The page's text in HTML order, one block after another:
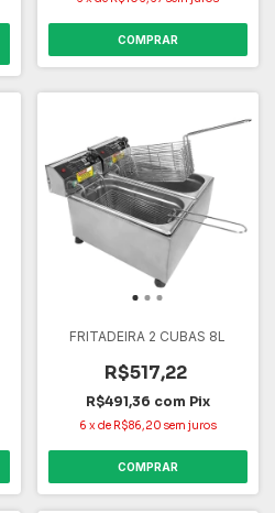
COMPRAR
FRITADEIRA 2 CUBAS 8L
R$517,22
R$491,36 com Pix
6 xde R$86,20 sem juros
COMPRAR